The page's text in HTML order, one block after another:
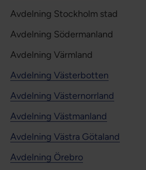
Avdelning Stockholm stad
Avdelning Södermanland
Avdelning Värmland
Avdelning Västerbotten
Avdelning Västernorrland
Avdelning Västmanland
Avdelning Västra Götaland
Avdelning Örebro